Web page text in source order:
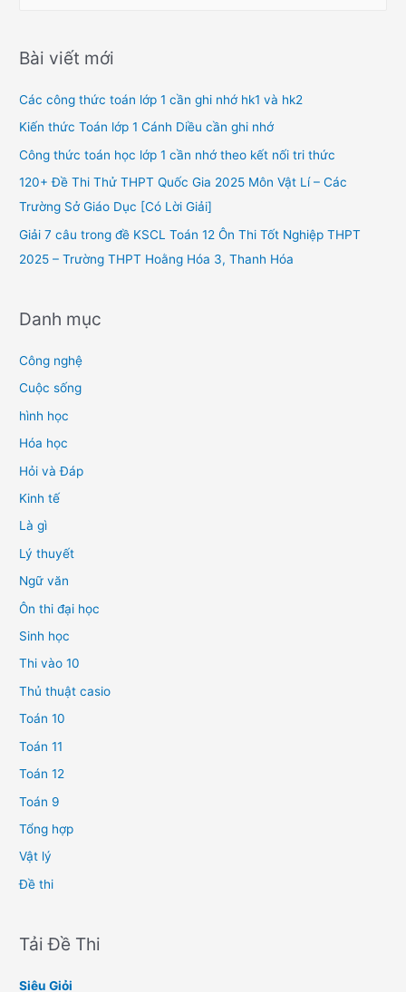
r
h
f
o
Bài viết mới
Các công thức toán lớp 1 cần ghi nhớ hk1 và hk2
Kiến thức Toán lớp 1 Cánh Diều cần ghi nhớ
Công thức toán học lớp 1 cần nhớ theo kết nối tri thức
120+ Đề Thi Thử THPT Quốc Gia 2025 Môn Vật Lí – Các
Trường Sở Giáo Dục [Có Lời Giải]
Giải 7 câu trong đề KSCL Toán 12 Ôn Thi Tốt Nghiệp THPT
2025 – Trường THPT Hoằng Hóa 3, Thanh Hóa
Danh mục
Công nghệ
Cuộc sống
hình học
Hóa học
Hỏi và Đáp
Kinh tế
Là gì
Lý thuyết
Ngữ văn
Ôn thi đại học
Sinh học
Thi vào 10
Thủ thuật casio
Toán 10
Toán 11
Toán 12
Toán 9
Tổng hợp
Vật lý
Đề thi
Tải Đề Thi
Siêu Giỏi